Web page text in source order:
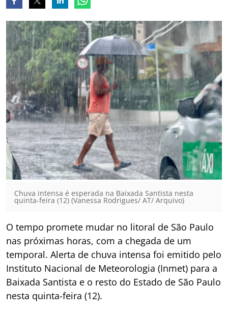
Chuva intensa é esperada na Baixada Santista nesta
quinta-feira (12) (Vanessa Rodrigues/ AT/ Arquivo)
O tempo promete mudar no litoral de São Paulo
nas próximas horas, com a chegada de um
temporal. Alerta de chuva intensa foi emitido pelo
Instituto Nacional de Meteorologia (Inmet) para a
Baixada Santista e o resto do Estado de São Paulo
nesta quinta-feira (12).